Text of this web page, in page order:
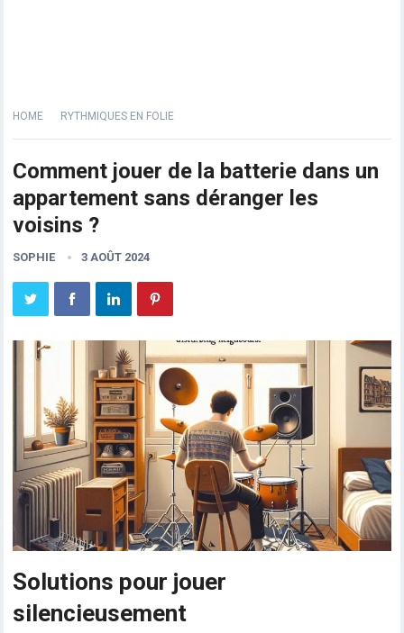
HOME RYTHMIQUES EN FOLIE
Comment jouer de la batterie dans un
appartement sans déranger les
voisins ?
SOPHIE 3 AOÛT 2024
Solutions pour jouer
silencieusement